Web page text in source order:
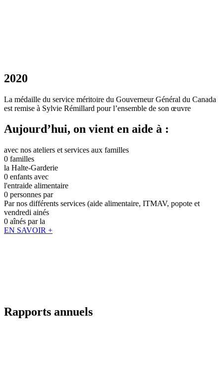
2020
La médaille du service méritoire du Gouverneur Général du Canada
est remise à Sylvie Rémillard pour l’ensemble de son œuvre
Aujourd’hui, on vient en aide à :
avec nos ateliers et services aux familles
0 familles
la Halte-Garderie
0 enfants avec
l'entraide alimentaire
0 personnes par
Par nos différents services (aide alimentaire, ITMAV, popote et
vendredi ainés
0 aînés par la
EN SAVOIR +
Rapports annuels